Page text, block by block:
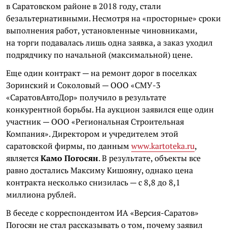
в Саратовском районе в 2018 году, стали
безальтернативными. Несмотря на «просторные» сроки
выполнения работ, установленные чиновниками,
на торги подавалась лишь одна заявка, а заказ уходил
подрядчику по начальной (максимальной) цене.
Еще один контракт — на ремонт дорог в поселках
Зоринский и Соколовый — ООО «СМУ-3
«СаратовАвтоДор» получило в результате
конкурентной борьбы. На аукцион заявился еще один
участник — ООО «Региональная Строительная
Компания». Директором и учредителем этой
саратовской фирмы, по даннымwww.kartoteka.ru,
являетсяКамо Погосян. В результате, объекты все
равно достались МаксимуКишояну, однако цена
контракта несколько снизилась — с 8,8 до 8,1
миллиона рублей.
В беседе с корреспондентом ИА «Версия-Саратов»
Погосян не стал рассказывать о том, почему заявил